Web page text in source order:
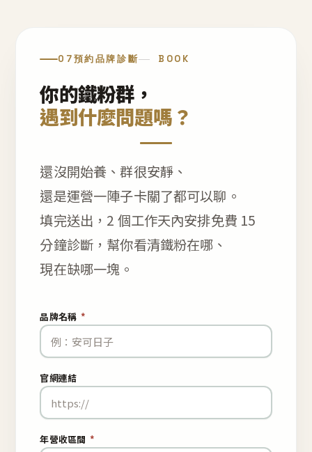
07預約品牌診斷 BOOK
你的鐵粉群，
遇到什麼問題嗎？
還沒開始養、群很安靜、
還是運營一陣子卡關了都可以聊。
填完送出，2 個工作天內安排免費 15
分鐘診斷，幫你看清鐵粉在哪、
現在缺哪一塊。
品牌名稱 *
官網連結
年營收區間 *